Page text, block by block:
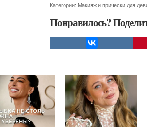
Категории: Макияж и прически для
Понравилось?